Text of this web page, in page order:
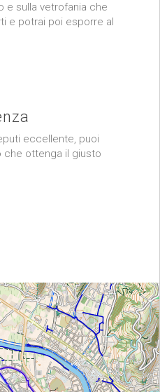
e sulla vetrofania che
e potrai poi esporre al
eccellente, puoi
che ottenga il giusto